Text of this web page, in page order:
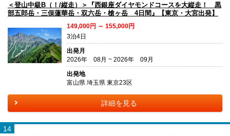
＜登山中級B（！/縦走）＞『西銀座ダイヤモンドコースを大縦走！ 黒
部五郎岳・三俣蓮華岳・双六岳・槍ヶ岳 4日間』【東京・大宮出発】
149,000円 ～ 155,000円
3泊4日
出発月
2026年 08月 ~ 2026年 09月
出発地
富山県 埼玉県 東京23区
詳細を見る
14